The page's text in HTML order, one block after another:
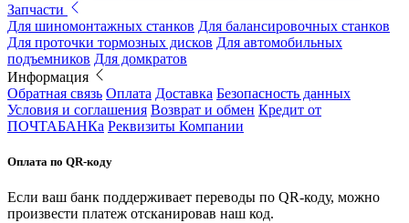
Запчасти
Для шиномонтажных станков Для балансировочных станков
Для проточки тормозных дисков Для автомобильных
подъемников Для домкратов
Информация
Обратная связь Оплата Доставка Безопасность данных
Условия и соглашения Возврат и обмен Кредит от
ПОЧТАБАНКа Реквизиты Компании
Оплата по QR-коду
Если ваш банк поддерживает переводы по QR-коду, можно
произвести платеж отсканировав наш код.